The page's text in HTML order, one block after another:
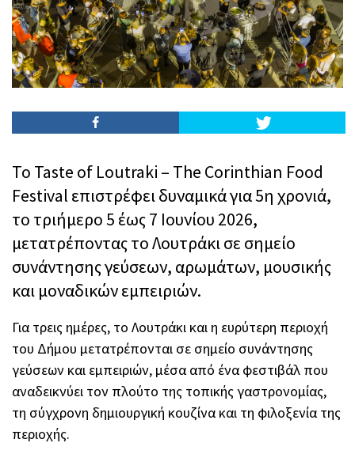
Το Taste of Loutraki – The Corinthian Food
Festival επιστρέφει δυναμικά για 5η χρονιά,
το τριήμερο 5 έως 7 Ιουνίου 2026,
μετατρέποντας το Λουτράκι σε σημείο
συνάντησης γεύσεων, αρωμάτων, μουσικής
και μοναδικών εμπειριών.
Για τρεις ημέρες, το Λουτράκι και η ευρύτερη περιοχή
του Δήμου μετατρέπονται σε σημείο συνάντησης
γεύσεων και εμπειριών, μέσα από ένα φεστιβάλ που
αναδεικνύει τον πλούτο της τοπικής γαστρονομίας,
τη σύγχρονη δημιουργική κουζίνα και τη φιλοξενία της
περιοχής.